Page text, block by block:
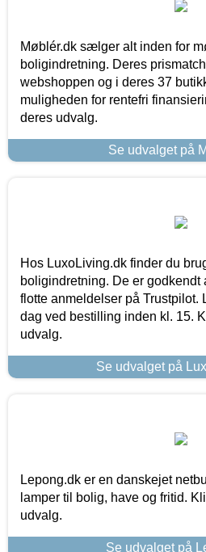
Møblér.dk sælger alt inden for
boligindretning. Deres
webshoppen og i deres 37
muligheden for rentefri
deres udvalg.
Se udvalget på
Hos LuxoLiving.dk finder du
boligindretning. De er
flotte anmeldelser på
dag ved bestilling inden kl. 15.
udvalg.
Se udvalget på
Lepong.dk er en danskejet
lamper til bolig, have og fritid.
udvalg.
Se udvalget på